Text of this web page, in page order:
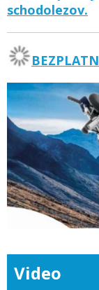
schodolezov.
Video